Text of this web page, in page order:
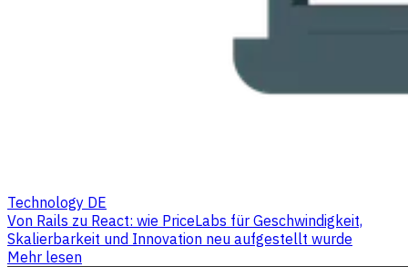
Technology DE
Von Rails zu React: wie PriceLabs für Geschwindigkeit,
Skalierbarkeit und Innovation neu aufgestellt wurde
Mehr lesen